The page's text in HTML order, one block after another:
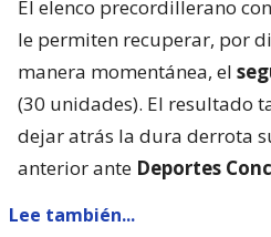
El elenco precordillerano
le permiten recuperar, por
manera momentánea, el
(30 unidades). El resultado
dejar atrás la dura derrota
anterior ante Deportes
Lee también...